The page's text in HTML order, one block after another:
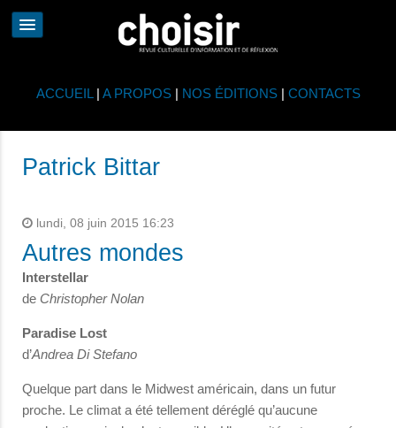
ACCUEIL | A PROPOS| NOS ÉDITIONS| CONTACTS
Patrick Bittar
lundi, 08 juin 2015 16:23
Autres mondes
Interstellar
de Christopher Nolan
Paradise Lost
d’Andrea Di Stefano
Quelque part dans le Midwest américain, dans un futur
proche. Le climat a été tellement déréglé qu’aucune